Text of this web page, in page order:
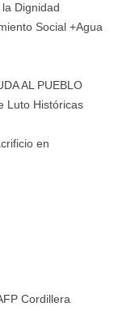
Dignidad
Social +Agua
AL PUEBLO
Luto Históricas
en
Cordillera